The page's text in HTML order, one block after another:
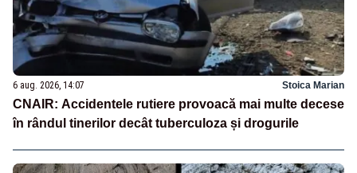
6 aug. 2026, 14:07 Stoica Marian
CNAIR: Accidentele rutiere provoacă mai multe decese
în rândul tinerilor decât tuberculoza și drogurile